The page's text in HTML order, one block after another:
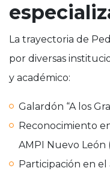
La trayectoria de
por diversas
y académico:
Galardón “A los
Reconocimiento
AMPI Nuevo León
Participación en el